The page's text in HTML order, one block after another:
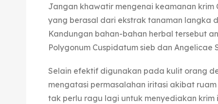
Jangan khawatir mengenai keamanan
yang berasal dari ekstrak tanaman langka
Kandungan bahan-bahan herbal tersebut
Polygonum Cuspidatum sieb dan Angelicae
Selain efektif digunakan pada kulit orang
mengatasi permasalahan iritasi akibat
tak perlu ragu lagi untuk menyediakan